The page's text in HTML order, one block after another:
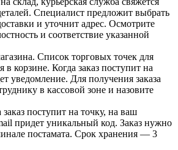
Специалист предложит выбрать
и уточнит адрес. Осмотрите
и соответствие указанной
Список торговых точек для
в корзине. Когда заказ поступит на
уведомление. Для получения заказа
в кассовой зоне и назовите
поступит на точку, на ваш
придет уникальный код. Заказ нужно
постамата. Срок хранения — 3